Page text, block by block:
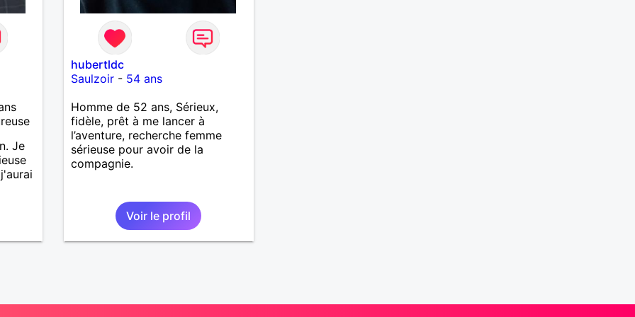
Je
hubertldc
Saulzoir- 54 ans
Homme de 52 ans, Sérieux,
fidèle, prêt à me lancer à
l’aventure, recherche femme
sérieuse pour avoir de la
compagnie.
Voir le profil